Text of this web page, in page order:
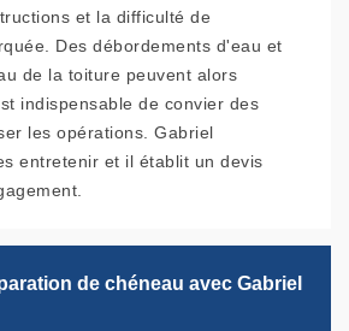
et la difficulté de
Des débordements d'eau et
de la toiture peuvent alors
indispensable de convier des
les opérations. Gabriel
entretenir et il établit un devis
de chéneau avec Gabriel